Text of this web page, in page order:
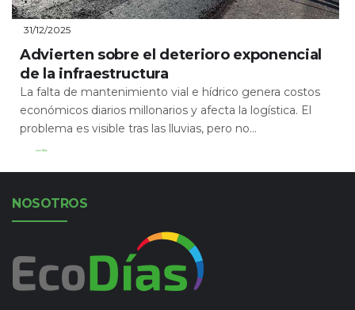
31/12/2025
Advierten sobre el deterioro exponencial
de la infraestructura
La falta de mantenimiento vial e hídrico genera costos
económicos diarios millonarios y afecta la logística. El
problema es visible tras las lluvias, pero no...
Leer Más
NOSOTROS